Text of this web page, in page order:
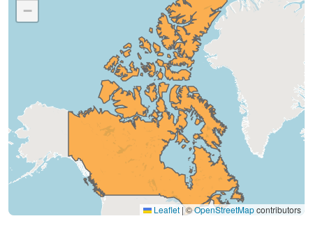
−
Leaflet |©OpenStreetMapcontributors